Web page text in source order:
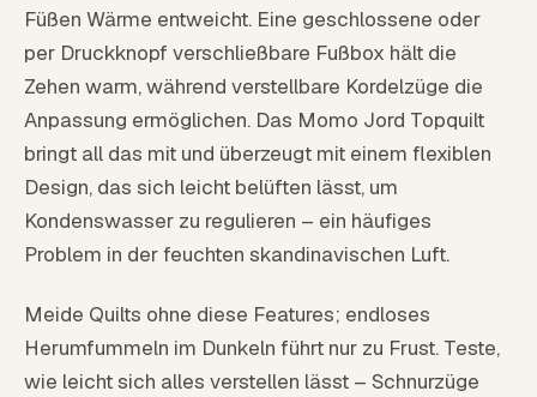
Füßen Wärme entweicht. Eine geschlossene oder
per Druckknopf verschließbare Fußbox hält die
Zehen warm, während verstellbare Kordelzüge die
Anpassung ermöglichen. Das Momo Jord Topquilt
bringt all das mit und überzeugt mit einem flexiblen
Design, das sich leicht belüften lässt, um
Kondenswasser zu regulieren – ein häufiges
Problem in der feuchten skandinavischen Luft.
Meide Quilts ohne diese Features; endloses
Herumfummeln im Dunkeln führt nur zu Frust. Teste,
wie leicht sich alles verstellen lässt – Schnurzüge